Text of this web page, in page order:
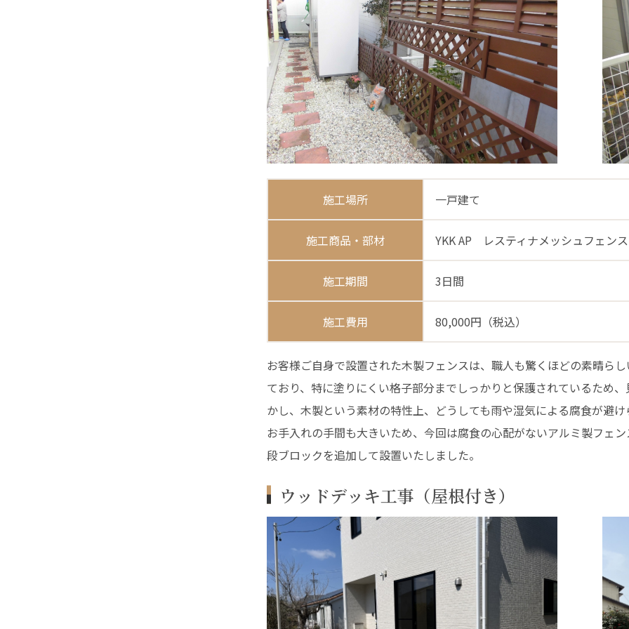
施工場所 一戸建て
施工商品・部材 YKK AP レスティナメッシュフェン
施工期間 3日間
施工費用 80,000円（税込）
お客様ご自身で設置された木製フェンスは、職人も驚くほどの素晴ら
ており、特に塗りにくい格子部分までしっかりと保護されているため
かし、木製という素材の特性上、どうしても雨や湿気による腐食が避
お手入れの手間も大きいため、今回は腐食の心配がないアルミ製フェ
段ブロックを追加して設置いたしました。
ウッドデッキ工事（屋根付き）